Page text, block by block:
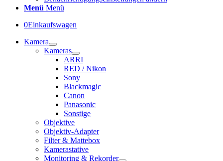
Menü Menü
0Einkaufswagen
Kamera
Kameras
ARRI
RED / Nikon
Sony
Blackmagic
Canon
Panasonic
Sonstige
Objektive
Objektiv-Adapter
Filter & Mattebox
Kamerastative
Monitoring & Rekorder